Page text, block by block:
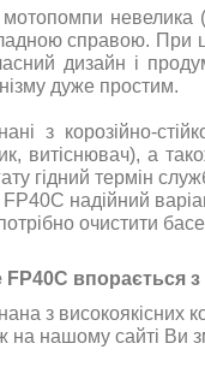
невелика
справою. При
дизайн і
дуже простим.
з корозійно-
витіснювач), а
гідний термін
надійний
очистити
FP40C впорається
з високоякісних
на нашому сайті Ви